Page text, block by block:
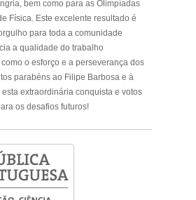
bem como para as Olimpíadas
Física. Este excelente resultado é
para toda a comunidade
a qualidade do trabalho
o esforço e a perseverança dos
parabéns ao Filipe Barbosa e à
extraordinária conquista e votos
os desafios futuros!